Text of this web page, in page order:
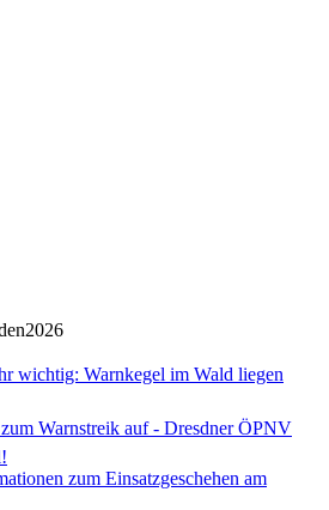
wichtig: Warnkegel im Wald liegen
Warnstreik auf - Dresdner ÖPNV
zum Einsatzgeschehen am